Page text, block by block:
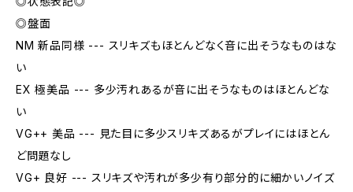
◎盤面
NM 新品同様 --- スリキズもほとんどなく音に出そうなものはな
い
EX 極美品 --- 多少汚れあるが音に出そうなものはほとんどな
い
VG++ 美品 --- 見た目に多少スリキズあるがプレイにはほとん
ど問題なし
VG+ 良好 --- スリキズや汚れが多少有り部分的に細かいノイズ